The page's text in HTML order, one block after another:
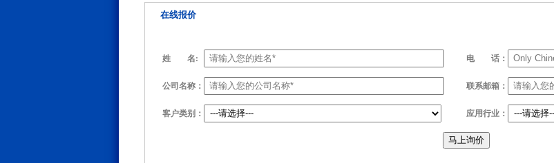
在线报价
姓 名: 电 话：
公司名称： 联系邮箱：
客户类别： 应用行业：
马上询价